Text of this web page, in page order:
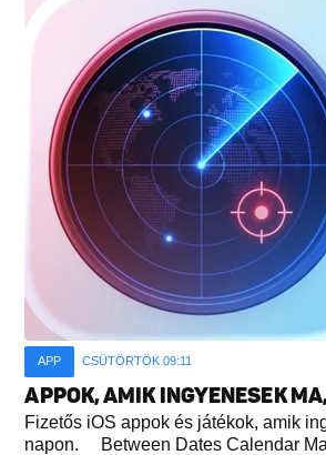
APP CSÜTÖRTÖK 09:11
APPOK, AMIK INGYENESEK
Fizetős iOS appok és játékok, amik
napon. Between Dates Calendar